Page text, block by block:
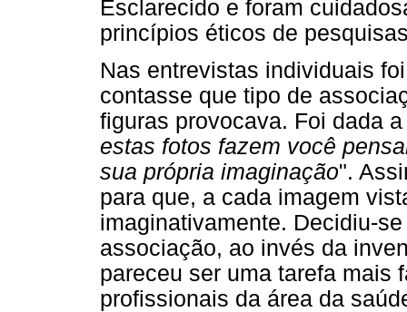
Esclarecido e foram
princípios éticos de
Nas entrevistas individuais
contasse que tipo de
figuras provocava. Foi dada
estas fotos fazem você
sua própria imaginação".
para que, a cada imagem
imaginativamente. Decidiu-
associação, ao invés da
pareceu ser uma tarefa mais
profissionais da área da